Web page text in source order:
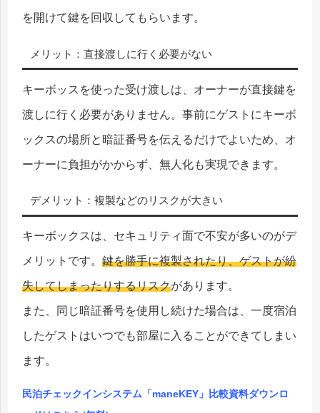
を開けて鍵を回収してもらいます。
メリット：直接渡しに行く必要がない
キーボッスを使った受け渡しは、オーナーが直接鍵を
渡しに行く必要がありません。事前にゲストにキーボ
ックスの場所と暗証番号を伝えるだけでよいため、オ
ーナーに負担がかからず、無人化も実現できます。
デメリット：複製などのリスクが大きい
キーボックスは、セキュリティ面で不安が多いのがデ
メリットです。鍵を勝手に複製されたり、ゲストが紛
失してしまったりするリスクがあります。
また、同じ暗証番号を使用し続けた場合は、一度宿泊
したゲストはいつでも部屋に入ることができてしまい
ます。
民泊チェックインシステム「maneKEY」比較資料ダウンロ